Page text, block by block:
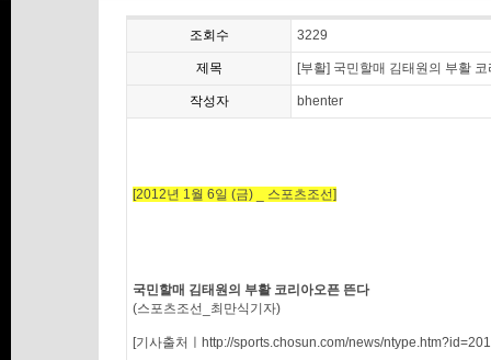
조회수 3229
제목 [부활] 국민할매 김태원의 부활
작성자 bhenter
[2012년 1월 6일 (금) _ 스포츠조선]
국민할매 김태원의 부활 코리아오픈 뜬다
(스포츠조선_최만식기자)
[기사출처ㅣhttp://sports.chosun.com/news/